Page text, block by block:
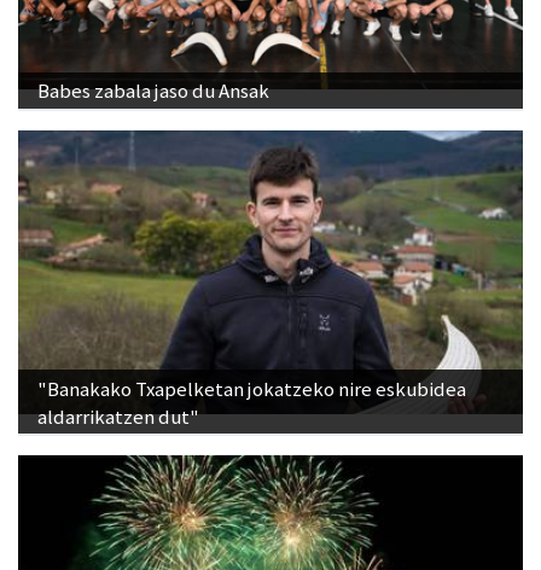
Babes zabala jaso du Ansak
"Banakako Txapelketan jokatzeko nire eskubidea
aldarrikatzen dut"